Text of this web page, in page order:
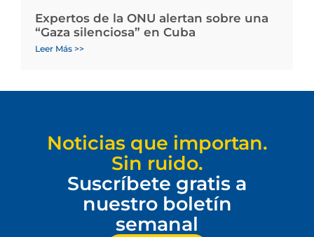
Expertos de la ONU alertan sobre una
“Gaza silenciosa” en Cuba
Leer Más >>
Noticias que importan.
Sin ruido.
Suscríbete gratis a
nuestro boletín
semanal